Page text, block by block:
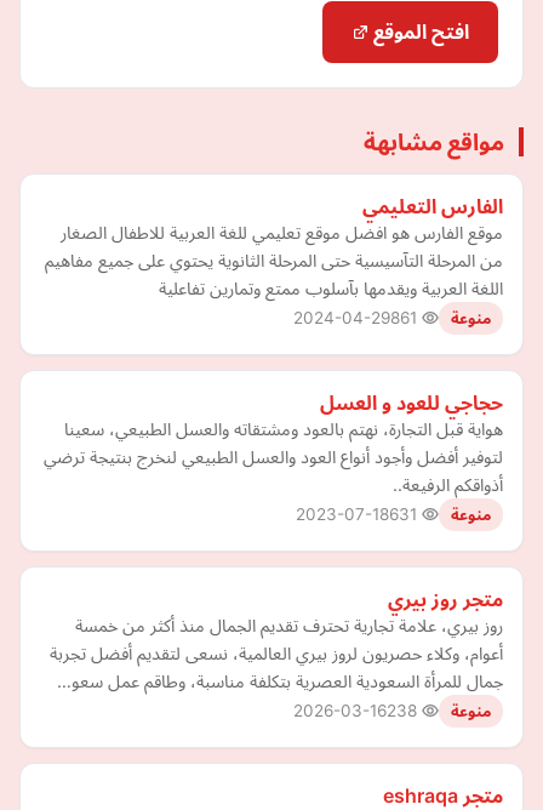
افتح الموقع
مواقع مشابهة
الفارس التعليمي
موقع الفارس هو افضل موقع تعليمي للغة العربية للاطفال الصغار
من المرحلة التآسيسية حتى المرحلة الثانوية يحتوي على جميع مفاهيم
اللغة العربية ويقدمها بآسلوب ممتع وتمارين تفاعلية
منوعة 2024-04-29
حجاجي للعود و العسل
هواية قبل التجارة، نهتم بالعود ومشتقاته والعسل الطبيعي، سعينا
لتوفير أفضل وأجود أنواع العود والعسل الطبيعي لنخرج بنتيجة ترضي
أذواقكم الرفيعة..
منوعة 2023-07-18
متجر روز بيري
روز بيري، علامة تجارية تحترف تقديم الجمال منذ أكثر من خمسة
أعوام، وكلاء حصريون لروز بيري العالمية، نسعى لتقديم أفضل تجربة
جمال للمرأة السعودية العصرية بتكلفة مناسبة، وطاقم عمل سعو…
منوعة 2026-03-16
متجر eshraqa